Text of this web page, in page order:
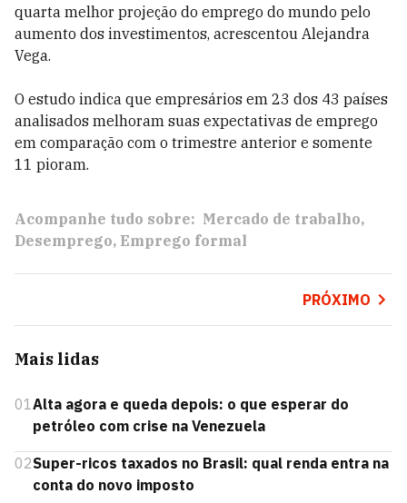
quarta melhor projeção do emprego do mundo pelo
aumento dos investimentos, acrescentou Alejandra
Vega.
O estudo indica que empresários em 23 dos 43 países
analisados melhoram suas expectativas de emprego
em comparação com o trimestre anterior e somente
11 pioram.
Acompanhe tudo sobre: Mercado de trabalho
Desemprego Emprego formal
PRÓXIMO
Mais lidas
01Alta agora e queda depois: o que esperar do
petróleo com crise na Venezuela
02Super-ricos taxados no Brasil: qual renda entra na
conta do novo imposto